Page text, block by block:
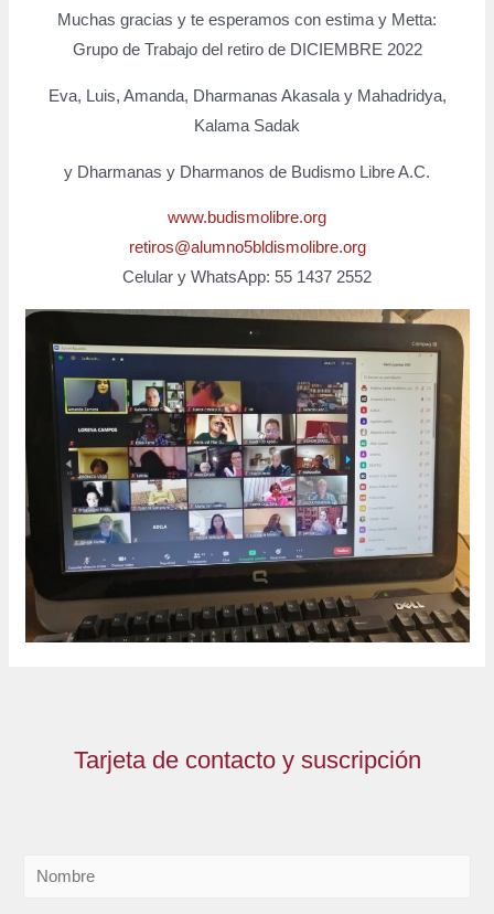
Muchas gracias y te esperamos con estima y Metta:
Grupo de Trabajo del retiro de DICIEMBRE 2022
Eva, Luis, Amanda, Dharmanas Akasala y Mahadridya,
Kalama Sadak
y Dharmanas y Dharmanos de Budismo Libre A.C.
www.budismolibre.org
retiros@alumno5bldismolibre.org
Celular y WhatsApp: 55 1437 2552
Tarjeta de contacto y suscripción